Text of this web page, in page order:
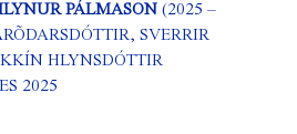
PÁLMASON (2025 –
SVERRIR
HLYNSDÓTTIR
2025